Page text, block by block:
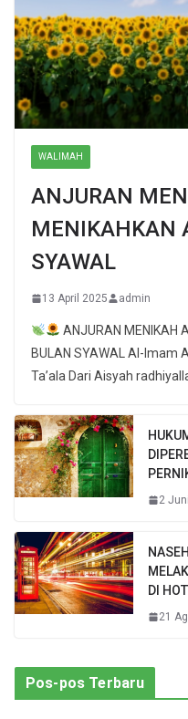
WALIMAH
ANJURAN
MENIKAHKAN
SYAWAL
13 April 2025 admin
ANJURAN MENIKAH
BULAN SYAWAL Al-
2
DI
21
Pos-pos Terbaru